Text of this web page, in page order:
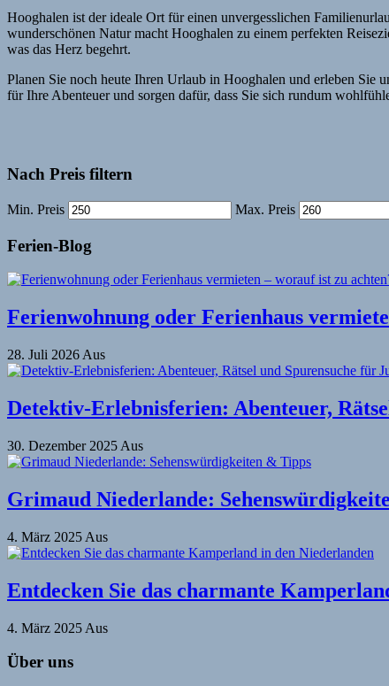
Hooghalen ist der ideale Ort für einen unvergesslichen
wunderschönen Natur macht Hooghalen zu einem perfekten
was das Herz begehrt.
Planen Sie noch heute Ihren Urlaub in Hooghalen und erleben Sie
für Ihre Abenteuer und sorgen dafür, dass Sie sich rundum
Nach Preis filtern
Min. Preis Max. Preis
Ferien-Blog
Ferienwohnung oder Ferienhaus
28. Juli 2026 Aus
Detektiv-Erlebnisferien: Abenteuer,
30. Dezember 2025 Aus
Grimaud Niederlande:
4. März 2025 Aus
Entdecken Sie das charmante
4. März 2025 Aus
Über uns